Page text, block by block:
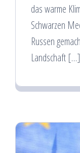
das warme
Schwarzen
Russen
Landschaft […]